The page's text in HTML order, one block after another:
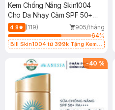
Kem Chống Nắng Skin1004
Cho Da Nhạy Cảm SPF 50+
50ml
4.8 (119)
905/tháng
64%
Bill Skin1004 từ 399k Tặng Kem
SPF 50+ 20ml (SL Có Hạn)
-40 %